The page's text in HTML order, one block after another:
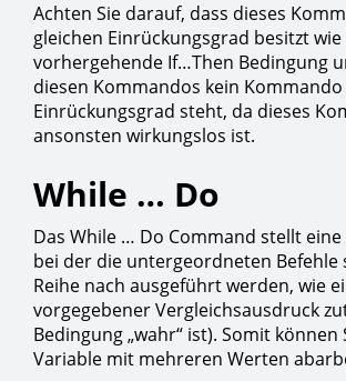
Achten Sie darauf, dass dieses
gleichen Einrückungsgrad besitzt wie
vorhergehende If…Then Bedingung
diesen Kommandos kein
Einrückungsgrad steht, da dieses
ansonsten wirkungslos ist.
While … Do
Das While … Do Command stellt eine
bei der die untergeordneten Befehle
Reihe nach ausgeführt werden, wie
vorgegebener Vergleichsausdruck
Bedingung „wahr“ ist). Somit können
Variable mit mehreren Werten